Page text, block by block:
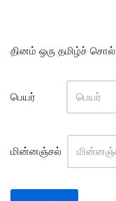
தினம் ஒரு தமிழ்ச் சொல்
பெயர்
மின்னஞ்சல்